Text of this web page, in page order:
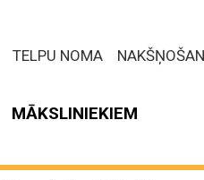
TELPU NOMA
MĀKSLINIEKIEM